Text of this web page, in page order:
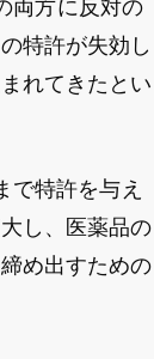
両方に反対の
特許が失効し
れてきたとい
で特許を与え
し、医薬品の
め出すための